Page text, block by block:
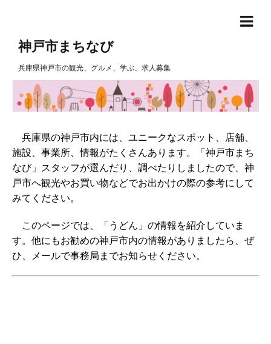
神戸市まちなび
兵庫県神戸市の観光、グルメ、学ぶ、求人募集
兵庫県の神戸市内には、ユニークなスポット、店舗、
施設、事業所、情報がたくさんあります。「神戸市まち
なび」スタッフが選んだり、調べたりしましたので、神
戸市へ観光やお買い物などでお出かけの際の参考にして
みてください。
このページでは、「うどん」の情報を紹介していま
す。他にもお勧めの神戸市内の情報がありましたら、ぜ
ひ、メールで事務局までお知らせください。